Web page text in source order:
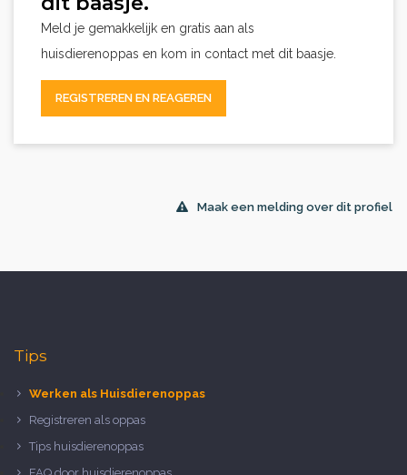
Meld je gemakkelijk en gratis aan als
huisdierenoppas en kom in contact met dit baasje.
REGISTREREN EN REAGEREN
Maak een melding over dit profiel
Tips
Werken als Huisdierenoppas
Registreren als oppas
Tips huisdierenoppas